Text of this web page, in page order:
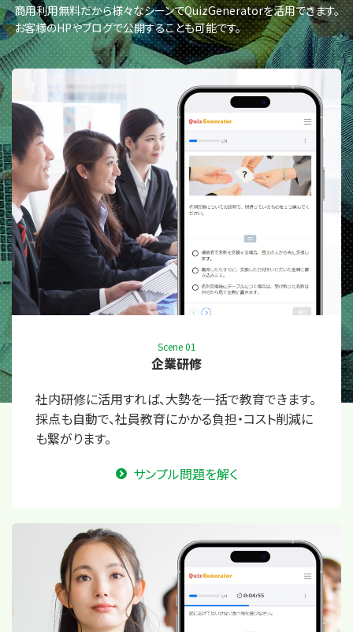
商用利用無料だから様々なシーンでQuizGeneratorを活用できます。
お客様のHPやブログで公開することも可能です。
Scene 01
企業研修
社内研修に活用すれば、大勢を一括で教育できます。
採点も自動で、社員教育にかかる負担・コスト削減に
も繋がります。
サンプル問題を解く